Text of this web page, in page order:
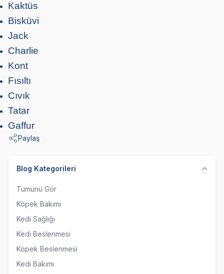
Kaktüs
Bisküvi
Jack
Charlie
Kont
Fısıltı
Cıvık
Tatar
Gaffur
Paylaş
Blog Kategorileri
Tümünü Gör
Köpek Bakımı
Kedi Sağlığı
Kedi Beslenmesi
Köpek Beslenmesi
Kedi Bakımı